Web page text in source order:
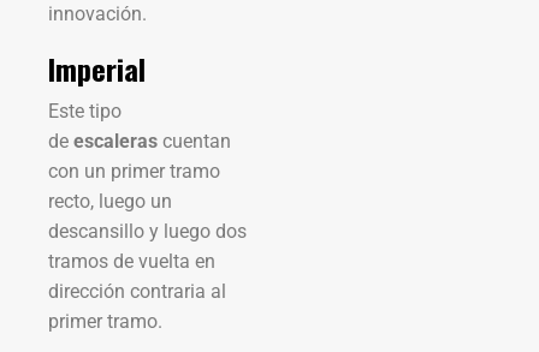
innovación.
Imperial
Este tipo
de escaleras cuentan
con un primer tramo
recto, luego un
descansillo y luego dos
tramos de vuelta en
dirección contraria al
primer tramo.